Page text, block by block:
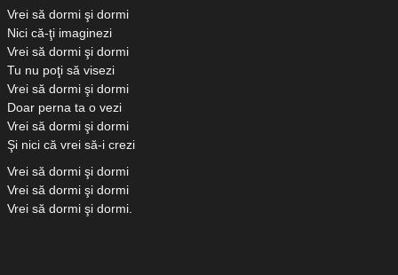
Vrei să dormi şi dormi
Nici că-ţi imaginezi
Vrei să dormi şi dormi
Tu nu poţi să visezi
Vrei să dormi şi dormi
Doar perna ta o vezi
Vrei să dormi şi dormi
Şi nici că vrei să-i crezi
Vrei să dormi şi dormi
Vrei să dormi şi dormi
Vrei să dormi şi dormi.